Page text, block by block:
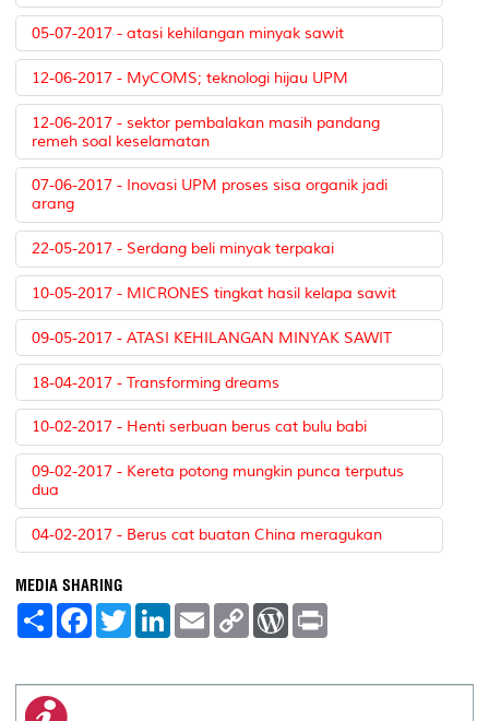
05-07-2017 - atasi kehilangan minyak sawit
12-06-2017 - MyCOMS; teknologi hijau UPM
12-06-2017 - sektor pembalakan masih pandang
remeh soal keselamatan
07-06-2017 - Inovasi UPM proses sisa organik jadi
arang
22-05-2017 - Serdang beli minyak terpakai
10-05-2017 - MICRONES tingkat hasil kelapa sawit
09-05-2017 - ATASI KEHILANGAN MINYAK SAWIT
18-04-2017 - Transforming dreams
10-02-2017 - Henti serbuan berus cat bulu babi
09-02-2017 - Kereta potong mungkin punca terputus
dua
04-02-2017 - Berus cat buatan China meragukan
MEDIA SHARING
S
e
F
a
b
T
w
t
L
e
E
m
l
C
L
W
P
t